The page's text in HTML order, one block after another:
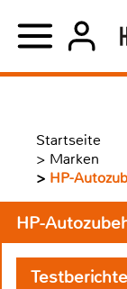
Startseite
> Marken
> HP-
HP-